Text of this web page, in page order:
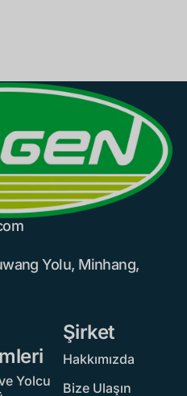
Yolu, Minhang,
Yolcu
Şirket
Hakkımızda
Bize Ulaşın